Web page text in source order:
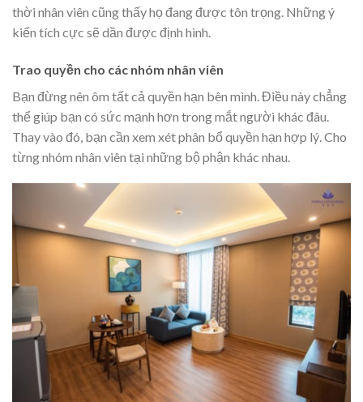
thời nhân viên cũng thấy họ đang được tôn trọng. Những ý
kiến tích cực sẽ dần được định hình.
Trao quyền cho các nhóm nhân viên
Bạn đừng nên ôm tất cả quyền hạn bên mình. Điều này chẳng
thể giúp bạn có sức mạnh hơn trong mắt người khác đâu.
Thay vào đó, bạn cần xem xét phân bổ quyền hạn hợp lý. Cho
từng nhóm nhân viên tại những bộ phận khác nhau.